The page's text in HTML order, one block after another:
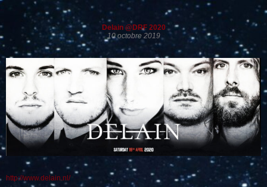
Delain @DRF 2020
10 octobre 2019
http://www.delain.nl/